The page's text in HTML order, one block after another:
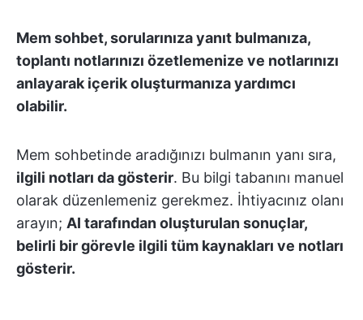
Mem sohbet, sorularınıza yanıt bulmanıza,
toplantı notlarınızı özetlemenize ve notlarınızı
anlayarak içerik oluşturmanıza yardımcı
olabilir.
Mem sohbetinde aradığınızı bulmanın yanı sıra,
ilgili notları da gösterir. Bu bilgi tabanını manuel
olarak düzenlemeniz gerekmez. İhtiyacınız olanı
arayın; AI tarafından oluşturulan sonuçlar,
belirli bir görevle ilgili tüm kaynakları ve notları
gösterir.